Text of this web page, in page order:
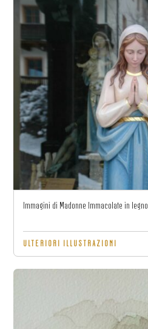
Immagini di Madonne Immacolate in legno
ULTERIORI ILLUSTRAZIONI